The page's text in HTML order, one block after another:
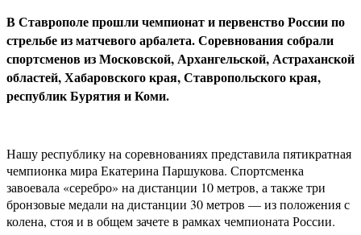
В Ставрополе прошли чемпионат и первенство России по
стрельбе из матчевого арбалета. Соревнования собрали
спортсменов из Московской, Архангельской, Астраханской
областей, Хабаровского края, Ставропольского края,
республик Бурятия и Коми.
Нашу республику на соревнованиях представила пятикратная
чемпионка мира Екатерина Паршукова. Спортсменка
завоевала «серебро» на дистанции 10 метров, а также три
бронзовые медали на дистанции 30 метров — из положения с
колена, стоя и в общем зачете в рамках чемпионата России.